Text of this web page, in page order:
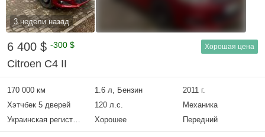
3 недели назад
6 400 $ -300 $ Хорошая цена
Citroen C4 II
170 000 км 1.6 л, Бензин
2011 г.
Хэтчбек 5 дверей
120 л.с.
Механика
Украинская регистрация
Хорошее Передний